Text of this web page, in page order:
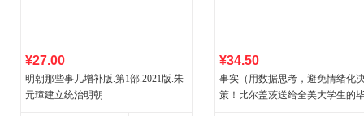
¥27.00
明朝那些事儿增补版.第1部.2021版.朱
元璋建立统治明朝
¥34.50
事实（用数据思考，避免情绪化
策！比尔盖茨送给全美大学生的